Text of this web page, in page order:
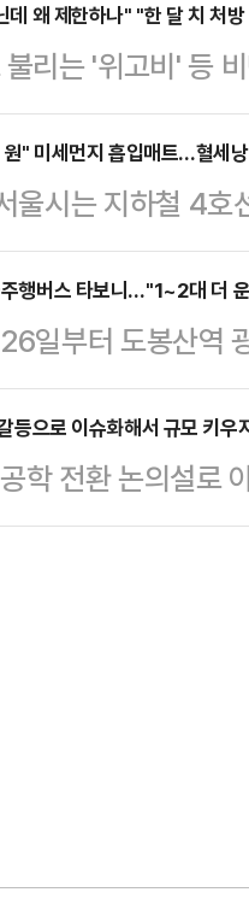
에 시민들은 패닉
담화를 통해 비상
채 극비리에 준비
의 모든 행정사무
에 박안수 육군참
…
데 왜 제한하나" "한 달 치 처
리는 '위고비' 등
료 시 손쉽게 비
인데, 시민들은 "
방을 중단하니깐
미리 한 달 치 처
위해 몸무게까
까지 막긴 어렵겠
" 미세먼지 흡입매트…혈세
시는 지하철 4호
입매트를 설치했
지 저감 대책의 일
설치 비용을 놓고
을 때 나는 시끄러
이 늘고 있다. 서
받아 들여 계획했
.서울…
행버스 타보니…"1~2대 더
일부터 도봉산역
새벽동행 자율
로자, 경비원 등
"1~2대 더 운영
일 새벽 3시 10
등으로 이슈화해서 규모 키
학 전환 논의설로
있다. 전문가들은